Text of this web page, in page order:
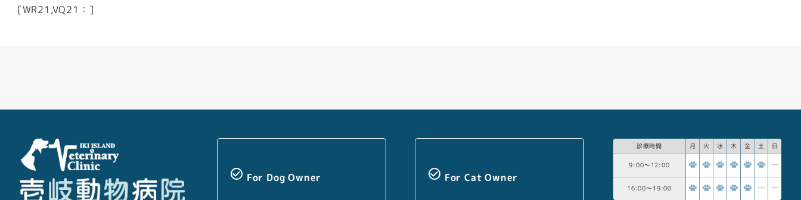
[WR21,VQ21：]
check_circle_outline For Dog Owner check_circle_outline For Cat Owner
診療時間 月 火 水 木 金 土 日
9:00〜12:00
16:00〜19:00